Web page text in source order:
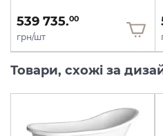
539 735.00
грн/шт
Товари, схожі за